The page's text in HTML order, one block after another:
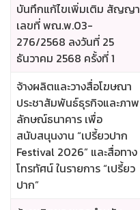
บันทึกแก้ไขเพิ่มเติม สัญญา
เลขที่ พณ.พ.03-
276/2568 ลงวันที่ 25
ธันวาคม 2568 ครั้งที่ 1
จ้างผลิตและวางสื่อโฆษณา
ประชาสัมพันธ์ธุรกิจและภาพ
ลักษณ์ธนาคาร เพื่อ
สนับสนุนงาน “เปรี้ยวปาก
Festival 2026” และสื่อทาง
โทรทัศน์ ในรายการ “เปรี้ยว
ปาก”